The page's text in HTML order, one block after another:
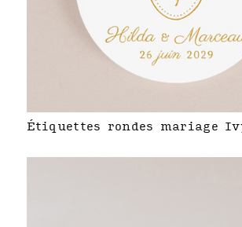
Étiquettes rondes mariage